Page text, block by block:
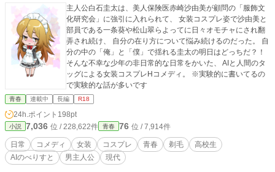
主人公白石圭太は、美人保険医赤崎沙由美が顧問の「服飾文
化研究会」に強引に入れられて、 女装コスプレ姿で沙由美と
部員である一条葵や松山翠らよってに日々オモチャにされ翻
弄され続け、 自分の在り方について悩み続けるのだった。 自
分の中の「俺」と「僕」で揺れる圭太の明日はどっちだ？！
そんな不幸な少年の非日常的な日常をかいた、 AIと人間のタ
ッグによる女装コスプレHコメディ。 ※実験的に書いてるの
で実験的な話が多いです
青春 連載中 長編 R18
24h.ポイント 198pt
小説 7,036 位 / 228,622件 青春 76 位 / 7,914件
日常 コメディ 女装 コスプレ 青春 剃毛
高校生
AIのべりすと
男主人公 現代